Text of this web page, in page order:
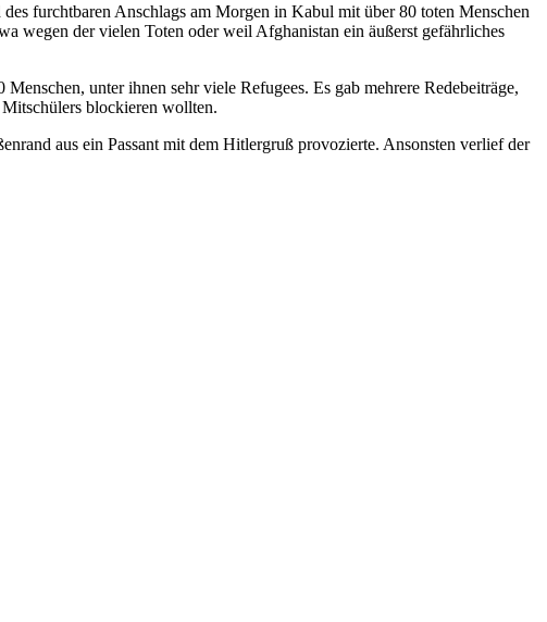
furchtbaren Anschlags am Morgen in Kabul mit über 80 toten Menschen
wegen der vielen Toten oder weil Afghanistan ein äußerst gefährliches
unter ihnen sehr viele Refugees. Es gab mehrere Redebeiträge,
blockieren wollten.
aus ein Passant mit dem Hitlergruß provozierte. Ansonsten verlief der